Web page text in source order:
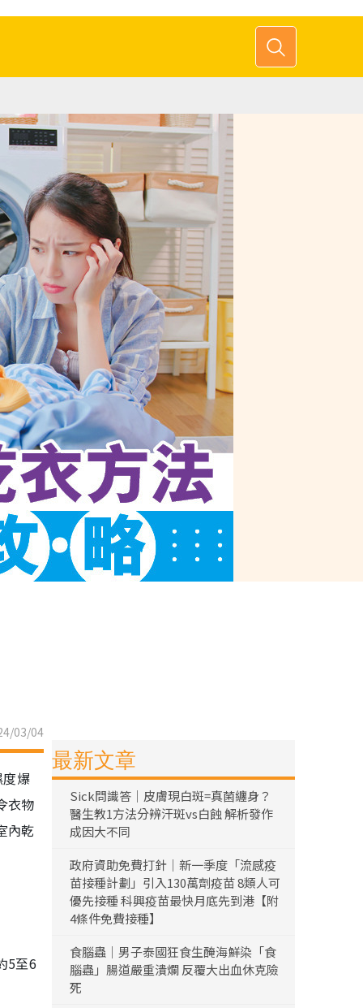
03/04
爆
衣物
內乾
5至6
最新文章
Sick問識答｜皮膚現白斑=真菌纏身？
醫生教1方法分辨汗斑vs白蝕 解析發作
成因大不同
政府資助免費打針｜新一季度「流感疫
苗接種計劃」引入130萬劑疫苗 8類人可
優先接種 科興疫苗最快月底先到港【附
4條件免費接種】
食腦蟲｜男子泰國狂食生醃海鮮染「食
腦蟲」腸道嚴重潰爛 反覆大出血休克險
死